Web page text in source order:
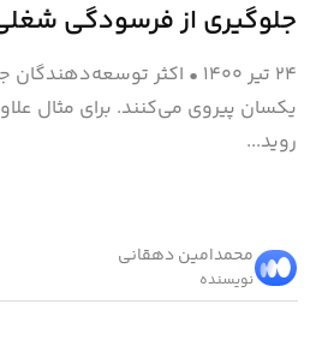
جلوگیری از فرسودگی
۲۴ تیر ۱۴۰۰ • اکثر توسعه‌دهندگان
یکسان پیروی می‌کنند. برای مثال
روید...
محمد‌امین دهقانی
نویسنده